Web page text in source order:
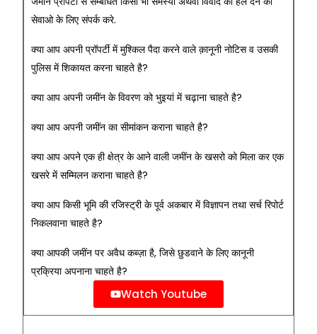
सेवाओ के लिए संपर्क करे.
क्या आप अपनी प्रॉपर्टी में मुश्किल पैदा करने वाले क़ानूनी नोटिस व उसकी
पुलिस में शिकायत करना चाहते है?
क्या आप अपनी जमींन के विवरण को भुइयां में चढ़ाना चाहते है?
क्या आप अपनी जमींन का सीमांकन कराना चाहते है?
क्या आप अपने एक ही क्षेत्र के आने वाली जमींन के खसरो को मिला कर एक
खसरे में सम्मिलन कराना चाहते है?
क्या आप किसी भूमि की रजिस्ट्री के पूर्व अकबार में विज्ञापन तथा सर्च रिपोर्ट
निकलवाना चाहते है?
क्या आपकी जमींन पर अवैध कब्ज़ा है, जिसे छुडवाने के लिए कानूनी
प्रक्रिया अपनाना चाहते है?
Watch Youtube